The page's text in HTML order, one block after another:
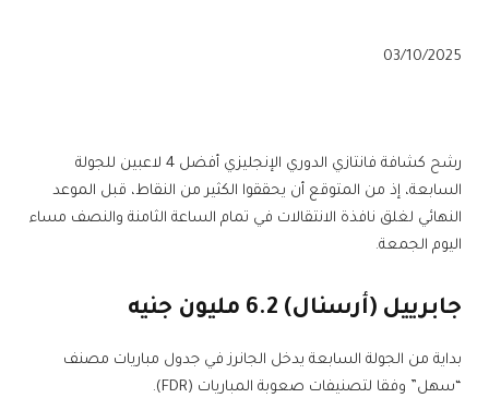
03/10/2025
رشح كشافة فانتازي الدوري الإنجليزي أفضل 4 لاعبين للجولة
السابعة، إذ من المتوقع أن يحققوا الكثير من النقاط، قبل الموعد
النهائي لغلق نافذة الانتقالات في تمام الساعة الثامنة والنصف مساء
اليوم الجمعة.
جابرييل (أرسنال) 6.2 مليون جنيه
بداية من الجولة السابعة يدخل الجانرز في جدول مباريات مصنف
“سهل” وفقا لتصنيفات صعوبة المباريات (FDR).